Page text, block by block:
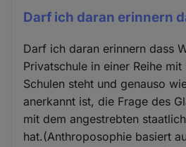
Darf ich daran erinnern
Darf ich daran erinnern dass
Privatschule in einer Reihe
Schulen steht und genauso
anerkannt ist, die Frage des
mit dem angestrebten
hat.(Anthroposophie basiert